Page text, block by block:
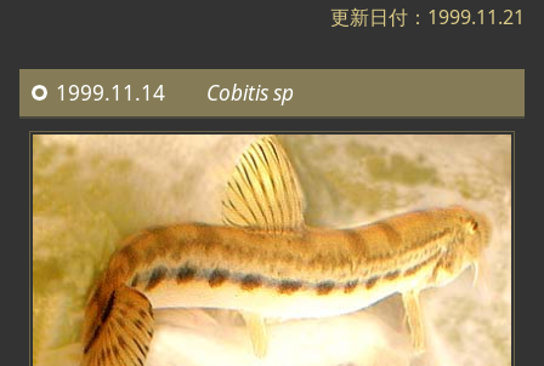
更新日付：1999.11.21
1999.11.14 Cobitis sp